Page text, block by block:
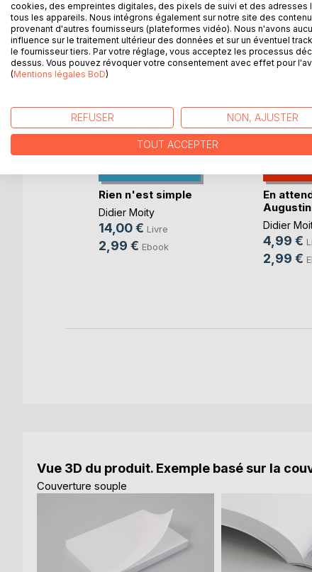
Rien n'est simple
Didier Moity
14,00 € Livre
2,99 € Ebook
En
Didier
4,99 €
2,99 €
Vue 3D du produit. Exemple basé sur la
Couverture souple
cookies, des empreintes digitales, des pixels de suivi et des adresses
tous les appareils. Nous intégrons également sur notre site des
provenant d'autres fournisseurs (plateformes vidéo). Nous n'avons
influence sur le traitement ultérieur des données et sur un éventuel
le fournisseur tiers. Par votre réglage, vous acceptez les processus
dessus. Vous pouvez révoquer votre consentement avec effet pour
(Mentions légales BoD)
REFUSER NON, AJUSTER
TOUT ACCEPTER